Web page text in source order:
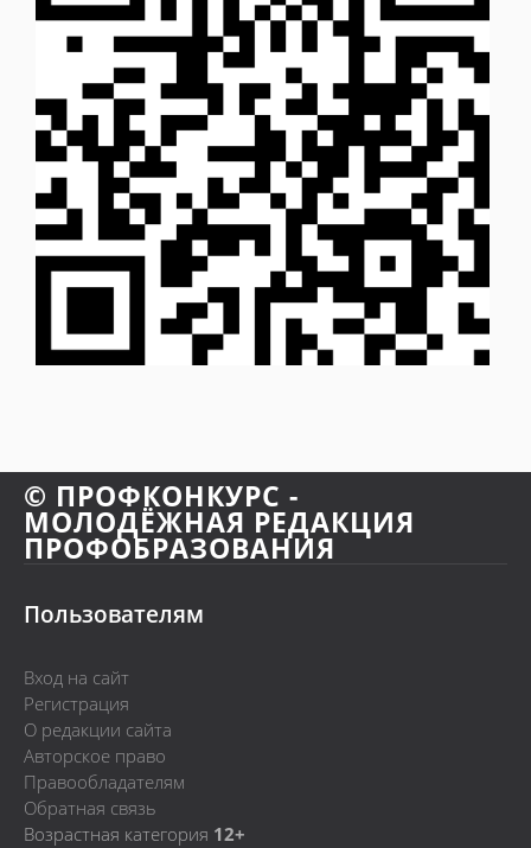
© ПРОФКОНКУРС -
МОЛОДЁЖНАЯ РЕДАКЦИЯ
ПРОФОБРАЗОВАНИЯ
Пользователям
Вход на сайт
Регистрация
О редакции сайта
Авторское право
Правообладателям
Обратная связь
Возрастная категория 12+